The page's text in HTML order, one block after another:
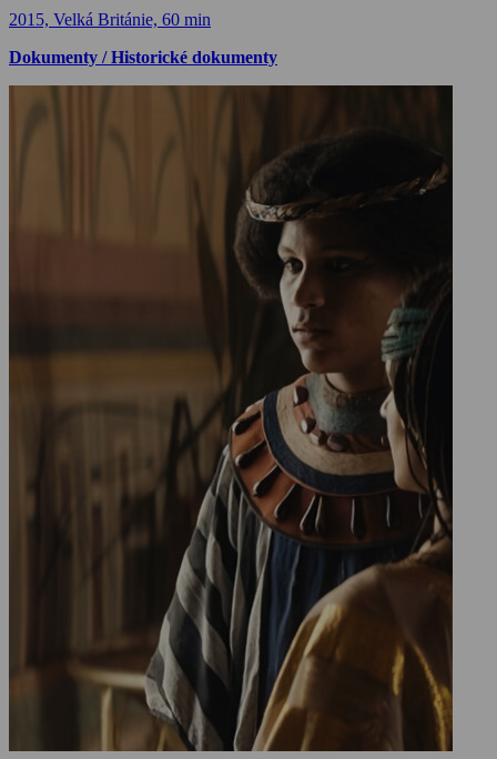
2015, Velká Británie, 60 min
Dokumenty / Historické dokumenty